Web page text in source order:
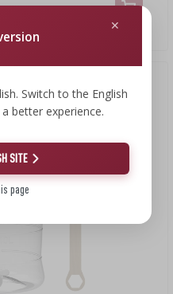
Switch to the English
better experience.
SITE
page